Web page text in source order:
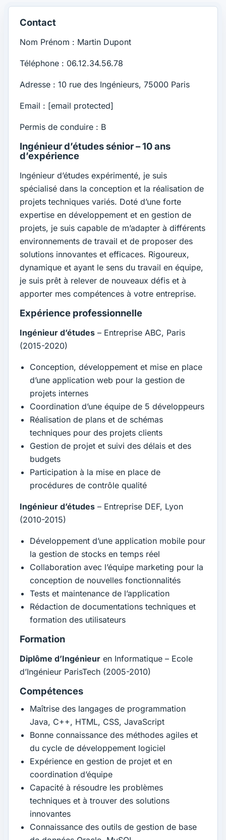
Contact
Nom Prénom : Martin Dupont
Téléphone : 06.12.34.56.78
Adresse : 10 rue des Ingénieurs, 75000 Paris
Email : [email protected]
Permis de conduire : B
Ingénieur d’études sénior – 10 ans
d’expérience
Ingénieur d’études expérimenté, je suis
spécialisé dans la conception et la réalisation de
projets techniques variés. Doté d’une forte
expertise en développement et en gestion de
projets, je suis capable de m’adapter à différents
environnements de travail et de proposer des
solutions innovantes et efficaces. Rigoureux,
dynamique et ayant le sens du travail en équipe,
je suis prêt à relever de nouveaux défis et à
apporter mes compétences à votre entreprise.
Expérience professionnelle
Ingénieur d’études – Entreprise ABC, Paris
(2015-2020)
Conception, développement et mise en place
d’une application web pour la gestion de
projets internes
Coordination d’une équipe de 5 développeurs
Réalisation de plans et de schémas
techniques pour des projets clients
Gestion de projet et suivi des délais et des
budgets
Participation à la mise en place de
procédures de contrôle qualité
Ingénieur d’études – Entreprise DEF, Lyon
(2010-2015)
Développement d’une application mobile pour
la gestion de stocks en temps réel
Collaboration avec l’équipe marketing pour la
conception de nouvelles fonctionnalités
Tests et maintenance de l’application
Rédaction de documentations techniques et
formation des utilisateurs
Formation
Diplôme d’Ingénieur en Informatique – Ecole
d’Ingénieur ParisTech (2005-2010)
Compétences
Maîtrise des langages de programmation
Java, C++, HTML, CSS, JavaScript
Bonne connaissance des méthodes agiles et
du cycle de développement logiciel
Expérience en gestion de projet et en
coordination d’équipe
Capacité à résoudre les problèmes
techniques et à trouver des solutions
innovantes
Connaissance des outils de gestion de base